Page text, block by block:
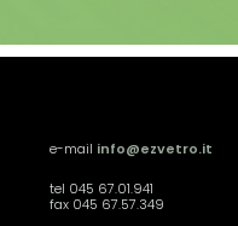
e-mail info@ezvetro.it
tel 045 67.01.941
fax 045 67.57.349